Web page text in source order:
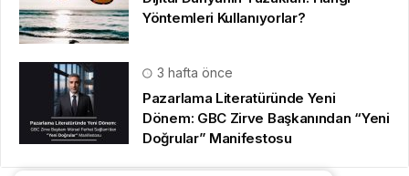
Yöntemleri Kullanıyorlar?
3 hafta önce
Pazarlama Literatüründe Yeni
Dönem: GBC Zirve Başkanından “Yeni
Doğrular” Manifestosu